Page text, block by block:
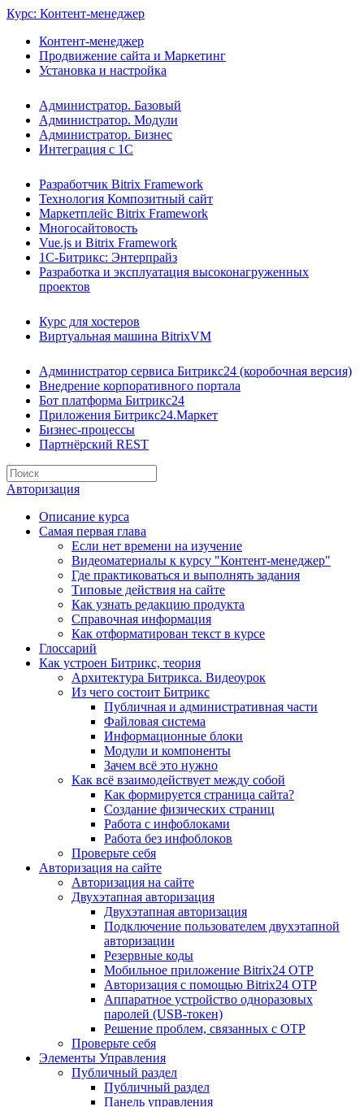
Курс: Контент-менеджер
Контент-менеджер
Продвижение сайта и Маркетинг
Установка и настройка
Администратор. Базовый
Администратор. Модули
Администратор. Бизнес
Интеграция с 1С
Разработчик Bitrix Framework
Технология Композитный сайт
Маркетплейс Bitrix Framework
Многосайтовость
Vue.js и Bitrix Framework
1С-Битрикс: Энтерпрайз
Разработка и эксплуатация высоконагруженных
проектов
Курс для хостеров
Виртуальная машина BitrixVM
Администратор сервиса Битрикс24 (коробочная версия)
Внедрение корпоративного портала
Бот платформа Битрикс24
Приложения Битрикс24.Маркет
Бизнес-процессы
Партнёрский REST
Авторизация
Описание курса
Самая первая глава
Если нет времени на изучение
Видеоматериалы к курсу "Контент-менеджер"
Где практиковаться и выполнять задания
Типовые действия на сайте
Как узнать редакцию продукта
Справочная информация
Как отформатирован текст в курсе
Глоссарий
Как устроен Битрикс, теория
Архитектура Битрикса. Видеоурок
Из чего состоит Битрикс
Публичная и административная части
Файловая система
Информационные блоки
Модули и компоненты
Зачем всё это нужно
Как всё взаимодействует между собой
Как формируется страница сайта?
Создание физических страниц
Работа с инфоблоками
Работа без инфоблоков
Проверьте себя
Авторизация на сайте
Авторизация на сайте
Двухэтапная авторизация
Двухэтапная авторизация
Подключение пользователем двухэтапной
авторизации
Резервные коды
Мобильное приложение Bitrix24 OTP
Авторизация с помощью Bitrix24 OTP
Аппаратное устройство одноразовых
паролей (USB-токен)
Решение проблем, связанных с OTP
Проверьте себя
Элементы Управления
Публичный раздел
Публичный раздел
Панель управления